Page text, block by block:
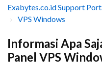
Exabytes.co.id Support
VPS Windows
Informasi Apa
Panel VPS